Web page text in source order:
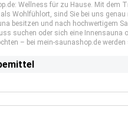
Wellness für zu Hause. Mit dem
Wohlfühlort, sind Sie bei uns genau
besitzen und nach hochwertigem
suchen oder sich eine Innensauna
– bei mein-saunashop.de